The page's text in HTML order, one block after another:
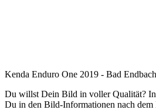
Kenda Enduro One 2019 - Bad Endbach
Du willst Dein Bild in voller Qualität?
Du in den Bild-Informationen nach